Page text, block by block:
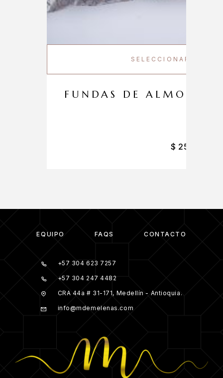
SELECCIONAR
FUNDAS DE
$ 25.000
EQUIPO FAQS CONTACTO
+57 304 623 7257
+57 304 247 4482
CRA 44a # 31-171, Medellín - Antioquia.
info@mdemelenas.com